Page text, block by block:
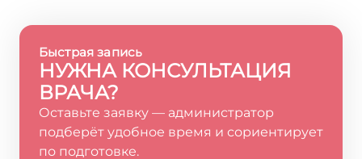
Быстрая запись
НУЖНА КОНСУЛЬТАЦИЯ
ВРАЧА?
Оставьте заявку — администратор
подберёт удобное время и сориентирует
по подготовке.